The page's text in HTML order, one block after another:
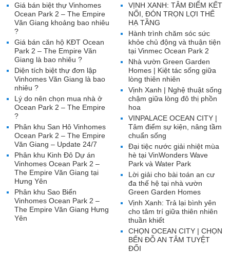
VỊNH XANH: TÂM ĐIỂM KẾT
NỐI, ĐÓN TRỌN LỢI THẾ
HẠ TẦNG
Hành trình chăm sóc sức
khỏe chủ động và thuận tiện
tại Vinmec Ocean Park 2
Nhà vườn Green Garden
Homes | Kiệt tác sống giữa
lòng thiên nhiên
Vịnh Xanh | Nghệ thuật sống
chậm giữa lòng đô thị phồn
hoa
VINPALACE OCEAN CITY |
Tâm điểm sự kiện, nâng tầm
chuẩn sống
Đại tiệc nước giải nhiệt mùa
hè tại VinWonders Wave
Park và Water Park
Lời giải cho bài toán an cư
đa thế hệ tại nhà vườn
Green Garden Homes
Vịnh Xanh: Trả lại bình yên
cho tâm trí giữa thiên nhiên
thuần khiết
CHỌN OCEAN CITY | CHỌN
BẾN ĐỖ AN TÂM TUYỆT
ĐỐI
Giá bán biệt thự Vinhomes
Ocean Park 2 – The Empire
Văn Giang khoảng bao nhiêu
?
Giá bán căn hộ KĐT Ocean
Park 2 – The Empire Văn
Giang là bao nhiêu ?
Diện tích biệt thự đơn lập
Vinhomes Văn Giang là bao
nhiêu ?
Lý do nên chọn mua nhà ở
Ocean Park 2 – The Empire
?
Phân khu San Hô Vinhomes
Ocean Park 2 – The Empire
Văn Giang – Update 24/7
Phân khu Kinh Đô Dự án
Vinhomes Ocean Park 2 –
The Empire Văn Giang tại
Hưng Yên
Phân khu Sao Biển
Vinhomes Ocean Park 2 –
The Empire Văn Giang Hưng
Yên